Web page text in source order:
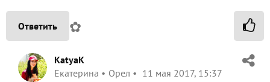
Ответить ✿
KatyaK
Екатерина
Орел 11 мая 2017, 15:37